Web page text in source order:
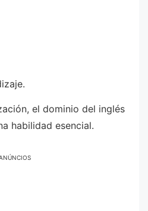
el dominio del inglés
habilidad esencial.